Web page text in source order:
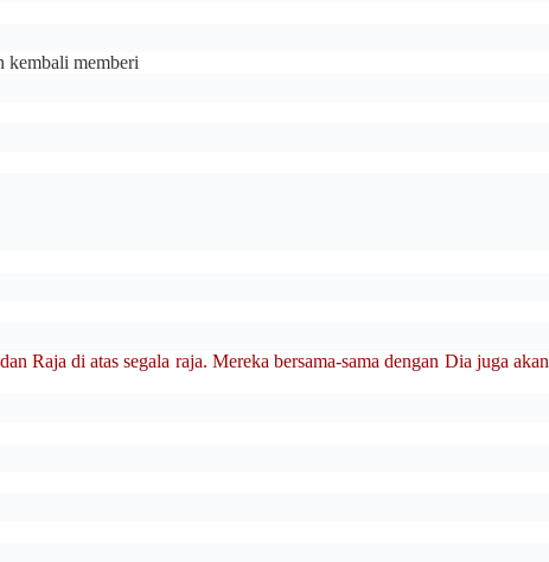
kembali memberi
Raja di atas segala raja. Mereka bersama-sama dengan Dia juga akan